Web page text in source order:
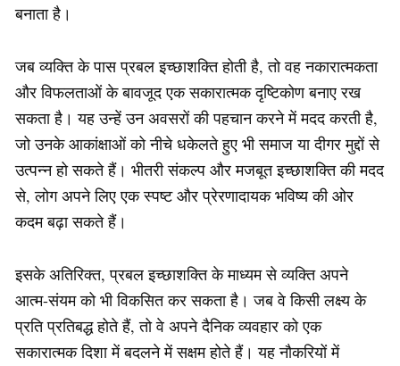
बनाता है।
जब व्यक्ति के पास प्रबल इच्छाशक्ति होती है, तो वह नकारात्मकता
और विफलताओं के बावजूद एक सकारात्मक दृष्टिकोण बनाए रख
सकता है। यह उन्हें उन अवसरों की पहचान करने में मदद करती है,
जो उनके आकांक्षाओं को नीचे धकेलते हुए भी समाज या दीगर मुद्दों से
उत्पन्न हो सकते हैं। भीतरी संकल्प और मजबूत इच्छाशक्ति की मदद
से, लोग अपने लिए एक स्पष्ट और प्रेरणादायक भविष्य की ओर
कदम बढ़ा सकते हैं।
इसके अतिरिक्त, प्रबल इच्छाशक्ति के माध्यम से व्यक्ति अपने
आत्म-संयम को भी विकसित कर सकता है। जब वे किसी लक्ष्य के
प्रति प्रतिबद्ध होते हैं, तो वे अपने दैनिक व्यवहार को एक
सकारात्मक दिशा में बदलने में सक्षम होते हैं। यह नौकरियों में